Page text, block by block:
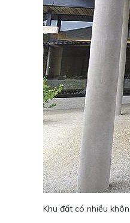
Khu đất có nhiều